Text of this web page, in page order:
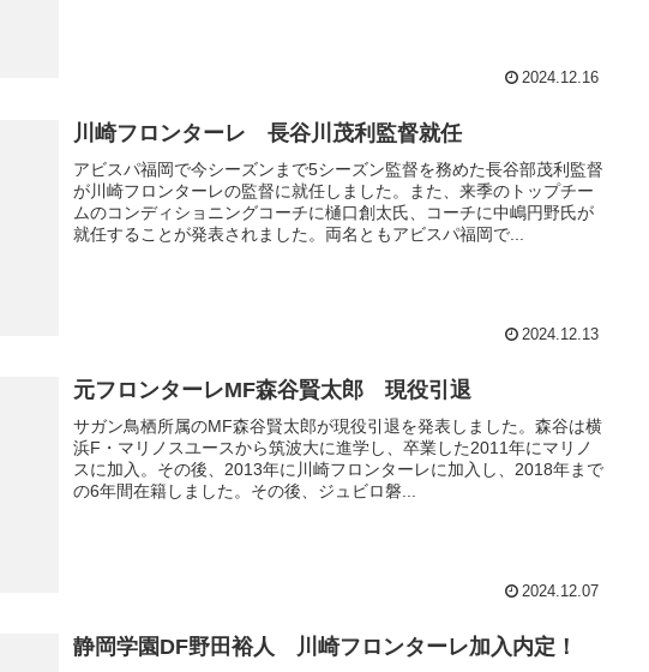
2024.12.16
川崎フロンターレ 長谷川茂利監督就任
アビスパ福岡で今シーズンまで5シーズン監督を務めた長谷部茂利監督
が川崎フロンターレの監督に就任しました。また、来季のトップチー
ムのコンディショニングコーチに樋口創太氏、コーチに中嶋円野氏が
就任することが発表されました。両名ともアビスパ福岡で...
2024.12.13
元フロンターレMF森谷賢太郎 現役引退
サガン鳥栖所属のMF森谷賢太郎が現役引退を発表しました。森谷は横
浜F・マリノスユースから筑波大に進学し、卒業した2011年にマリノ
スに加入。その後、2013年に川崎フロンターレに加入し、2018年まで
の6年間在籍しました。その後、ジュビロ磐...
2024.12.07
静岡学園DF野田裕人 川崎フロンターレ加入内定！